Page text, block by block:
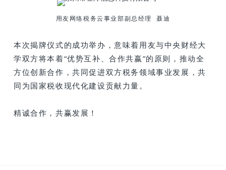
用友网络税务云事业部副总经理 聂迪
本次揭牌仪式的成功举办，意味着用友与中央财经大
学双方将本着“优势互补、合作共嬴”的原则，推动全
方位创新合作，共同促进双方税务领域事业发展，共
同为国家税收现代化建设贡献力量。
精诚合作，共赢发展！